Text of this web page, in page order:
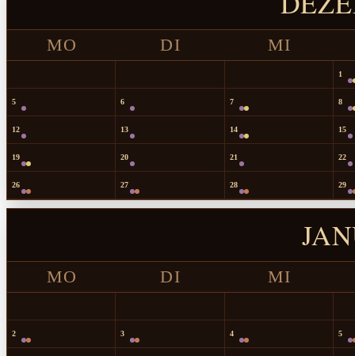
MO DI MI
1
5 6 7 8
12 13 14 15
19 20 21 22
26 27 28 29
MO DI MI
2 3 4 5